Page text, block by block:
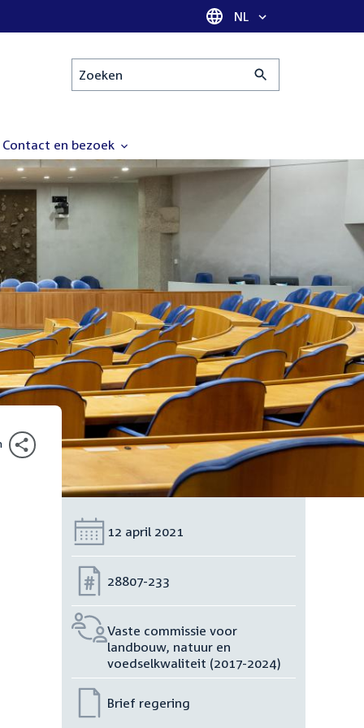
Taal selectie
NL
Zoeken
Contact en bezoek
Datum:
12 april 2021
Nummer:
28807-233
Vaste commissie voor
landbouw, natuur en
voedselkwaliteit (2017-2024)
Brief regering